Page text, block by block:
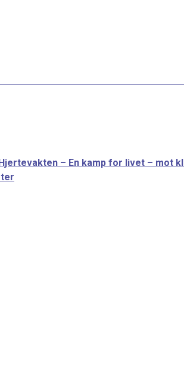
Hjertevakten – En kamp for livet – mot